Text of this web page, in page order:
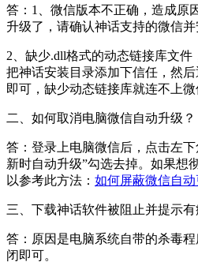
答：1、微信版本不正确，造成原
升级了，请确认神话支持的微信
2、缺少.dll格式的动态链接库文件
把神话安装目录添加下信任，然
即可，缺少动态链接库就连不上微
二、如何取消电脑微信自动升级？
答：登录上电脑微信后，点击左
新时自动升级”勾选去掉。如果想
以参考此方法： 如何屏蔽微信自动
三、下载神话软件被阻止并提示
答：原因是电脑系统自带的杀毒
闭即可。